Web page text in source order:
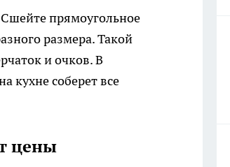
прямоугольное
размера. Такой
и очков. В
кухне соберет все
цены